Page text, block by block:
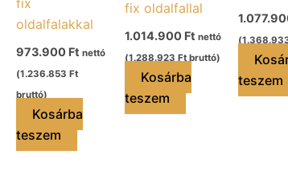
oldalfalakkal
973.900 Ft nettó
(1.236.853 Ft
bruttó)
Kosárba
teszem
fix oldalfallal
1.014.900 Ft nettó
(1.288.923 Ft bruttó)
Kosárba
teszem
(
teszem